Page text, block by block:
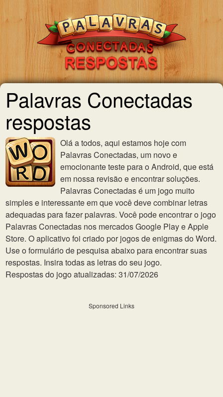
Palavras Conectadas
respostas
Olá a todos, aqui estamos hoje com
Palavras Conectadas, um novo e
emocionante teste para o Android, que está
em nossa revisão e encontrar soluções.
Palavras Conectadas é um jogo muito
simples e interessante em que você deve combinar letras
adequadas para fazer palavras. Você pode encontrar o jogo
Palavras Conectadas nos mercados Google Play e Apple
Store. O aplicativo foi criado por jogos de enigmas do Word.
Use o formulário de pesquisa abaixo para encontrar suas
respostas. Insira todas as letras do seu jogo.
Respostas do jogo atualizadas: 31/07/2026
Sponsored Links